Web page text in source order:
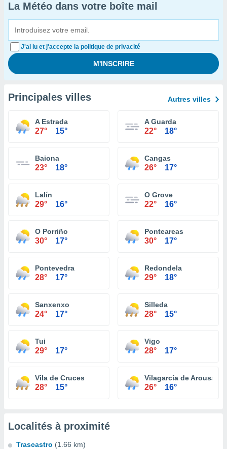
La Météo dans votre boîte mail
J'ai lu et j'accepte la politique de privacité
Principales villes Autres villes
A Estrada
27° 15°
A Guarda
22° 18°
Baiona
23° 18°
Cangas
26° 17°
Lalín
29° 16°
O Grove
22° 16°
O Porriño
30° 17°
Ponteareas
30° 17°
Pontevedra
28° 17°
Redondela
29° 18°
Sanxenxo
24° 17°
Silleda
28° 15°
Tui
29° 17°
Vigo
28° 17°
Vila de Cruces
28° 15°
Vilagarcía de Arousa
26° 16°
Localités à proximité
Trascastro (1.66 km)